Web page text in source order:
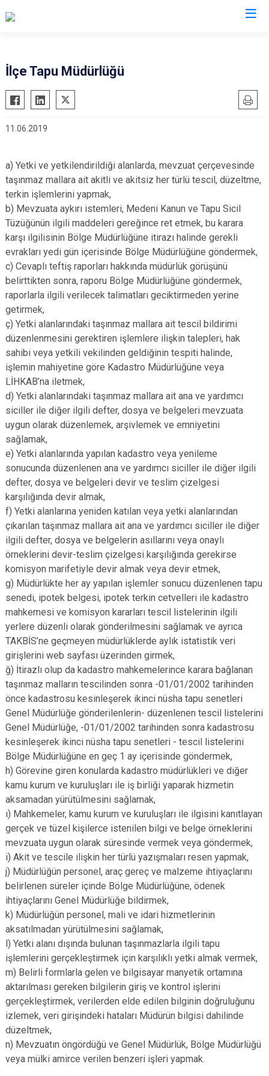
Altınova
Armutlu
Çiftlikköy
Termal
İlçe Tapu Müdürlüğü
11.06.2019
a) Yetki ve yetkilendirildiği alanlarda, mevzuat çerçevesinde
taşınmaz mallara ait akitli ve akitsiz her türlü tescil, düzeltme,
terkin işlemlerini yapmak,
b) Mevzuata aykırı istemleri, Medeni Kanun ve Tapu Sicil
Tüzüğünün ilgili maddeleri gereğince ret etmek, bu karara
karşı ilgilisinin Bölge Müdürlüğüne itirazı halinde gerekli
evrakları yedi gün içerisinde Bölge Müdürlüğüne göndermek,
c) Cevaplı teftiş raporları hakkında müdürlük görüşünü
belirttikten sonra, raporu Bölge Müdürlüğüne göndermek,
raporlarla ilgili verilecek talimatları geciktirmeden yerine
getirmek,
ç) Yetki alanlarındaki taşınmaz mallara ait tescil bildirimi
düzenlenmesini gerektiren işlemlere ilişkin talepleri, hak
sahibi veya yetkili vekilinden geldiğinin tespiti halinde,
işlemin mahiyetine göre Kadastro Müdürlüğüne veya
LİHKAB’na iletmek,
d) Yetki alanlarındaki taşınmaz mallara ait ana ve yardımcı
siciller ile diğer ilgili defter, dosya ve belgeleri mevzuata
uygun olarak düzenlemek, arşivlemek ve emniyetini
sağlamak,
e) Yetki alanlarında yapılan kadastro veya yenileme
sonucunda düzenlenen ana ve yardımcı siciller ile diğer ilgili
defter, dosya ve belgeleri devir ve teslim çizelgesi
karşılığında devir almak,
f) Yetki alanlarına yeniden katılan veya yetki alanlarından
çıkarılan taşınmaz mallara ait ana ve yardımcı siciller ile diğer
ilgili defter, dosya ve belgelerin asıllarını veya onaylı
örneklerini devir-teslim çizelgesi karşılığında gerekirse
komisyon marifetiyle devir almak veya devir etmek,
g) Müdürlükte her ay yapılan işlemler sonucu düzenlenen tapu
senedi, ipotek belgesi, ipotek terkin cetvelleri ile kadastro
mahkemesi ve komisyon kararları tescil listelerinin ilgili
yerlere düzenli olarak gönderilmesini sağlamak ve ayrıca
TAKBİS’ne geçmeyen müdürlüklerde aylık istatistik veri
girişlerini web sayfası üzerinden girmek,
ğ) İtirazlı olup da kadastro mahkemelerince karara bağlanan
taşınmaz malların tescilinden sonra -01/01/2002 tarihinden
önce kadastrosu kesinleşerek ikinci nüsha tapu senetleri
Genel Müdürlüğe gönderilenlerin- düzenlenen tescil listelerini
Genel Müdürlüğe, -01/01/2002 tarihinden sonra kadastrosu
kesinleşerek ikinci nüsha tapu senetleri - tescil listelerini
Bölge Müdürlüğüne en geç 1 ay içerisinde göndermek,
h) Görevine giren konularda kadastro müdürlükleri ve diğer
kamu kurum ve kuruluşları ile iş birliği yaparak hizmetin
aksamadan yürütülmesini sağlamak,
ı) Mahkemeler, kamu kurum ve kuruluşları ile ilgisini kanıtlayan
gerçek ve tüzel kişilerce istenilen bilgi ve belge örneklerini
mevzuata uygun olarak süresinde vermek veya göndermek,
i) Akit ve tescile ilişkin her türlü yazışmaları resen yapmak,
j) Müdürlüğün personel, araç gereç ve malzeme ihtiyaçlarını
belirlenen süreler içinde Bölge Müdürlüğüne, ödenek
ihtiyaçlarını Genel Müdürlüğe bildirmek,
k) Müdürlüğün personel, mali ve idari hizmetlerinin
aksatılmadan yürütülmesini sağlamak,
l) Yetki alanı dışında bulunan taşınmazlarla ilgili tapu
işlemlerini gerçekleştirmek için karşılıklı yetki almak vermek,
m) Belirli formlarla gelen ve bilgisayar manyetik ortamına
aktarılması gereken bilgilerin giriş ve kontrol işlerini
gerçekleştirmek, verilerden elde edilen bilginin doğruluğunu
izlemek, veri girişindeki hataları Müdürün bilgisi dahilinde
düzeltmek,
n) Mevzuatın öngördüğü ve Genel Müdürlük, Bölge Müdürlüğü
veya mülki amirce verilen benzeri işleri yapmak.